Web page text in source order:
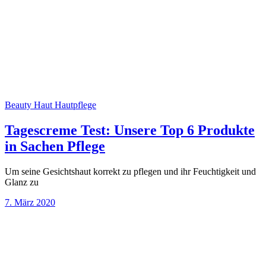
Beauty Haut Hautpflege
Tagescreme Test: Unsere Top 6 Produkte
in Sachen Pflege
Um seine Gesichtshaut korrekt zu pflegen und ihr Feuchtigkeit und
Glanz zu
7. März 2020